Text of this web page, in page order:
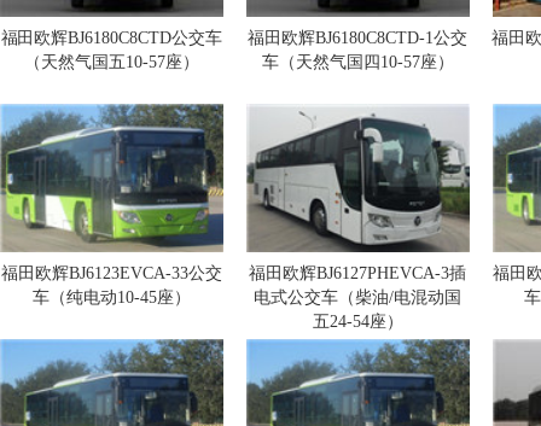
福田欧辉BJ6180C8CTD公交车
（天然气国五10-57座）
福田欧辉BJ6180C8CTD-1公交
车（天然气国四10-57座）
福田
福田欧辉BJ6123EVCA-33公交
车（纯电动10-45座）
福田欧辉BJ6127PHEVCA-3插
电式公交车（柴油/电混动国
五24-54座）
福田